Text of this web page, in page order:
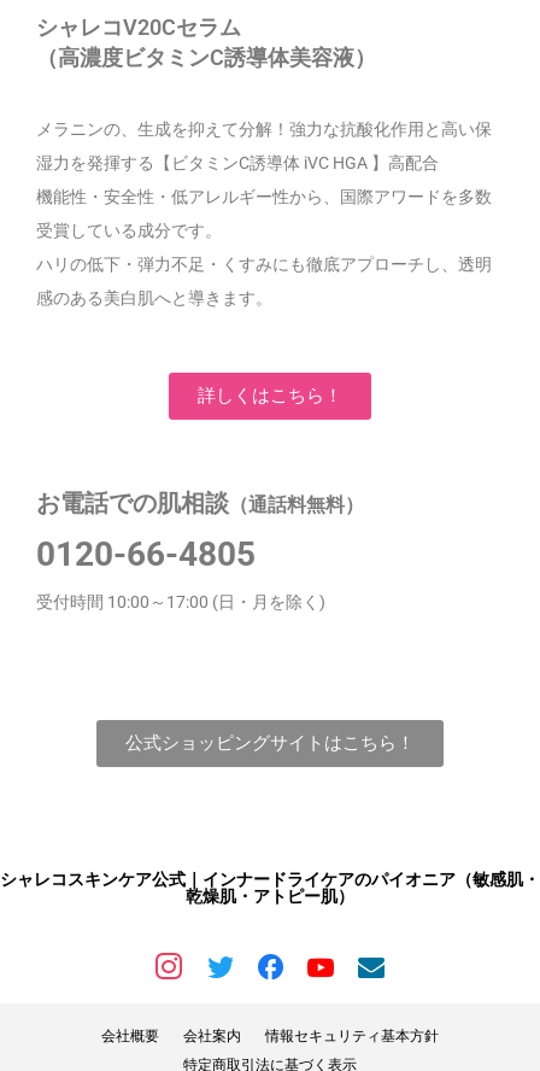
シャレコV20Cセラム
（高濃度ビタミンC誘導体美容液）
メラニンの、生成を抑えて分解！ 強力な抗酸化作用と高い保
湿力を発揮する【ビタミンC誘導体 iVC HGA 】高配合
機能性・安全性・低アレルギー性から、国際アワードを多数
受賞している成分です。
ハリの低下・弾力不足・くすみにも徹底アプローチし、透明
感のある美白肌へと導きます。
詳しくはこちら！
お電話での肌相談 （通話料無料）
0120-66-4805
受付時間 10:00～17:00 (日・月を除く)
公式ショッピングサイトはこちら！
シャレコスキンケア公式｜インナードライケアのパイオニア（敏感肌・
乾燥肌・アトピー肌）
会社概要 会社案内
情報セキュリティ基本方針
特定商取引法に基づく表示